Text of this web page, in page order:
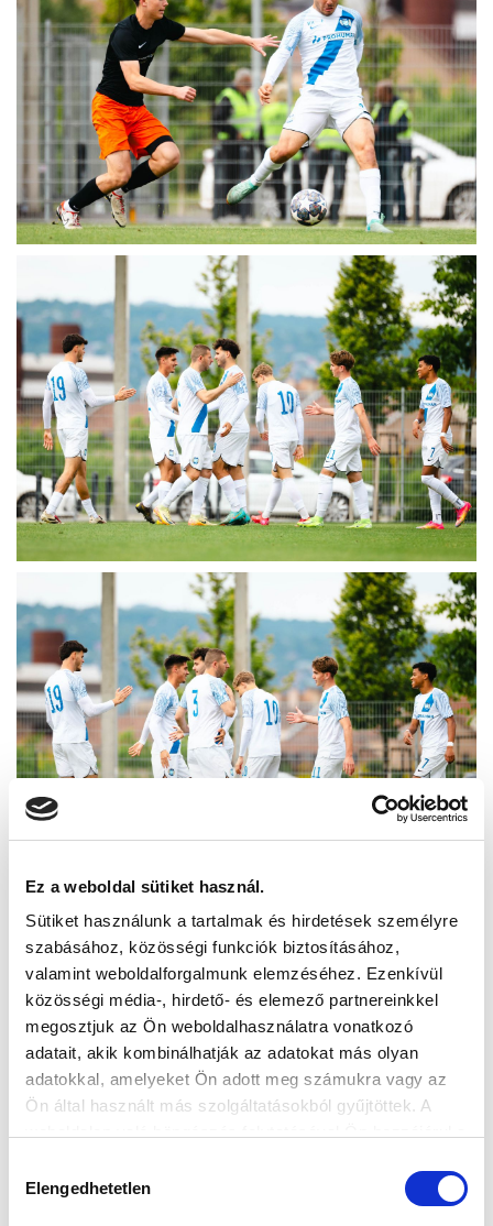
Ez a weboldal sütiket használ.
Sütiket használunk a tartalmak és hirdetések személyre
szabásához, közösségi funkciók biztosításához,
valamint weboldalforgalmunk elemzéséhez. Ezenkívül
közösségi média-, hirdető- és elemező partnereinkkel
megosztjuk az Ön weboldalhasználatra vonatkozó
adatait, akik kombinálhatják az adatokat más olyan
adatokkal, amelyeket Ön adott meg számukra vagy az
Ön által használt más szolgáltatásokból gyűjtöttek. A
kiválasztása
Elengedhetetlen